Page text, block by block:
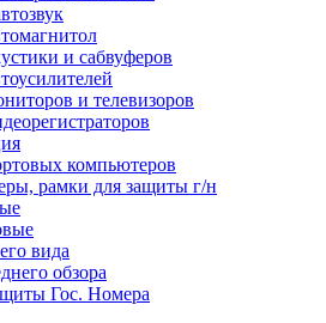
и сабвуферов
и телевизоров
компьютеров
рамки для защиты г/н
вида
обзора
Гос. Номера